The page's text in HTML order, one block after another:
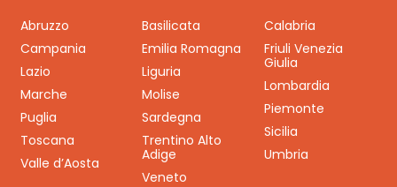
Abruzzo Basilicata
Calabria
Campania
Emilia Romagna
Friuli Venezia
Giulia
Lazio
Liguria
Lombardia
Marche
Molise
Piemonte
Puglia
Sardegna
Sicilia
Toscana
Trentino Alto
Adige
Umbria
Valle d’Aosta
Veneto